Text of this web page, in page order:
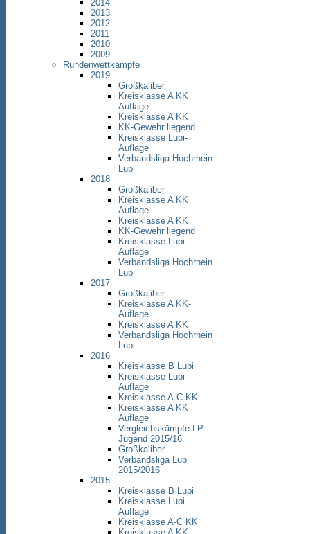
2014
2013
2012
2011
2010
2009
Rundenwettkämpfe
2019
Großkaliber
Kreisklasse A KK
Auflage
Kreisklasse A KK
KK-Gewehr liegend
Kreisklasse Lupi-
Auflage
Verbandsliga Hochrhein
Lupi
2018
Großkaliber
Kreisklasse A KK
Auflage
Kreisklasse A KK
KK-Gewehr liegend
Kreisklasse Lupi-
Auflage
Verbandsliga Hochrhein
Lupi
2017
Großkaliber
Kreisklasse A KK-
Auflage
Kreisklasse A KK
Verbandsliga Hochrhein
Lupi
2016
Kreisklasse B Lupi
Kreisklasse Lupi
Auflage
Kreisklasse A-C KK
Kreisklasse A KK
Auflage
Vergleichskämpfe LP
Jugend 2015/16
Großkaliber
Verbandsliga Lupi
2015/2016
2015
Kreisklasse B Lupi
Kreisklasse Lupi
Auflage
Kreisklasse A-C KK